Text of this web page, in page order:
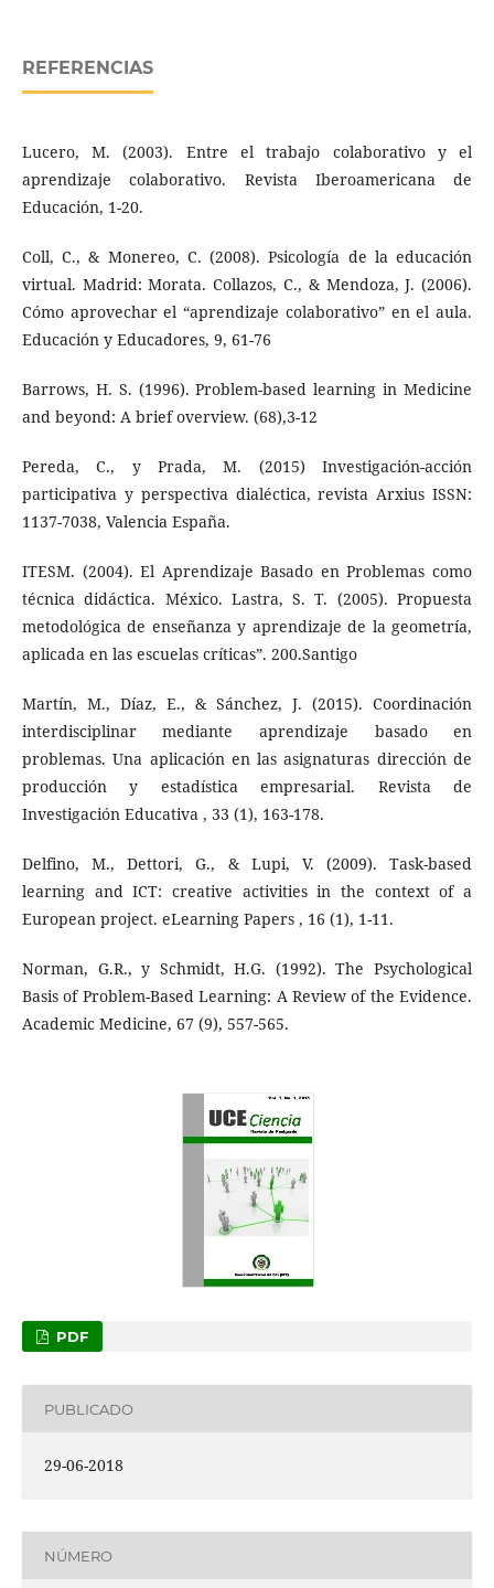
REFERENCIAS
Lucero, M. (2003). Entre el trabajo colaborativo y el
aprendizaje colaborativo. Revista Iberoamericana de
Educación, 1-20.
Coll, C., & Monereo, C. (2008). Psicología de la educación
virtual. Madrid: Morata. Collazos, C., & Mendoza, J. (2006).
Cómo aprovechar el “aprendizaje colaborativo” en el aula.
Educación y Educadores, 9, 61-76
Barrows, H. S. (1996). Problem-based learning in Medicine
and beyond: A brief overview. (68),3-12
Pereda, C., y Prada, M. (2015) Investigación-acción
participativa y perspectiva dialéctica, revista Arxius ISSN:
1137-7038, Valencia España.
ITESM. (2004). El Aprendizaje Basado en Problemas como
técnica didáctica. México. Lastra, S. T. (2005). Propuesta
metodológica de enseñanza y aprendizaje de la geometría,
aplicada en las escuelas críticas”. 200.Santigo
Martín, M., Díaz, E., & Sánchez, J. (2015). Coordinación
interdisciplinar mediante aprendizaje basado en
problemas. Una aplicación en las asignaturas dirección de
producción y estadística empresarial. Revista de
Investigación Educativa , 33 (1), 163-178.
Delfino, M., Dettori, G., & Lupi, V. (2009). Task-based
learning and ICT: creative activities in the context of a
European project. eLearning Papers , 16 (1), 1-11.
Norman, G.R., y Schmidt, H.G. (1992). The Psychological
Basis of Problem-Based Learning: A Review of the Evidence.
Academic Medicine, 67 (9), 557-565.
PDF
PUBLICADO
29-06-2018
NÚMERO